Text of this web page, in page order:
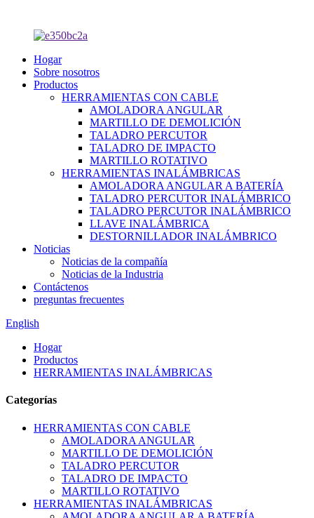
Hogar
Sobre nosotros
Productos
HERRAMIENTAS CON CABLE
AMOLADORA ANGULAR
MARTILLO DE DEMOLICIÓN
TALADRO PERCUTOR
TALADRO DE IMPACTO
MARTILLO ROTATIVO
HERRAMIENTAS INALÁMBRICAS
AMOLADORA ANGULAR A BATERÍA
TALADRO PERCUTOR INALÁMBRICO
TALADRO PERCUTOR INALÁMBRICO
LLAVE INALÁMBRICA
DESTORNILLADOR INALÁMBRICO
Noticias
Noticias de la compañía
Noticias de la Industria
Contáctenos
preguntas frecuentes
English
Hogar
Productos
HERRAMIENTAS INALÁMBRICAS
Categorías
HERRAMIENTAS CON CABLE
AMOLADORA ANGULAR
MARTILLO DE DEMOLICIÓN
TALADRO PERCUTOR
TALADRO DE IMPACTO
MARTILLO ROTATIVO
HERRAMIENTAS INALÁMBRICAS